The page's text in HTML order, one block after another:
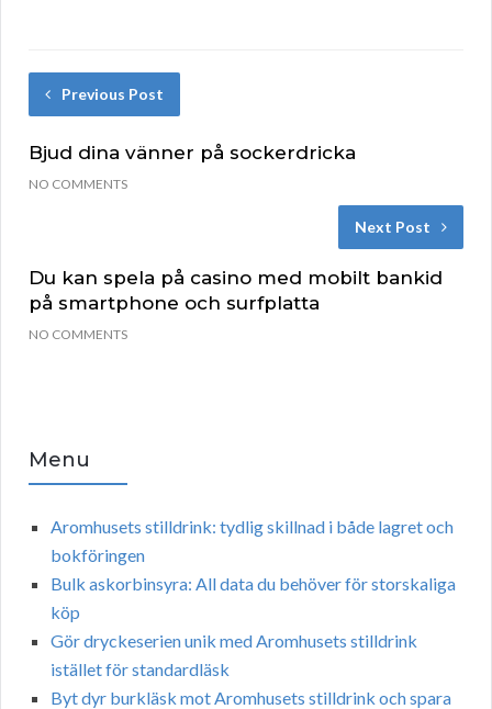
Previous Post
Bjud dina vänner på sockerdricka
NO COMMENTS
Next Post
Du kan spela på casino med mobilt bankid
på smartphone och surfplatta
NO COMMENTS
Menu
Aromhusets stilldrink: tydlig skillnad i både lagret och
bokföringen
Bulk askorbinsyra: All data du behöver för storskaliga
köp
Gör dryckeserien unik med Aromhusets stilldrink
istället för standardläsk
Byt dyr burkläsk mot Aromhusets stilldrink och spara